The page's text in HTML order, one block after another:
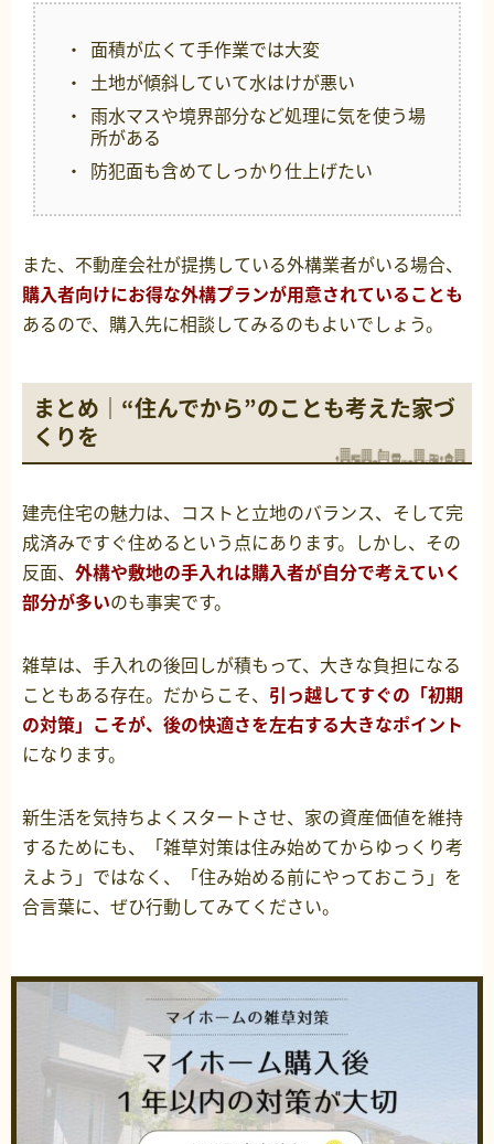
面積が広くて手作業では大変
土地が傾斜していて水はけが悪い
雨水マスや境界部分など処理に気を使う場
所がある
防犯面も含めてしっかり仕上げたい
また、不動産会社が提携している外構業者がいる場合、
購入者向けにお得な外構プランが用意されていることも
あるので、購入先に相談してみるのもよいでしょう。
まとめ｜“住んでから”のことも考えた家づ
くりを
建売住宅の魅力は、コストと立地のバランス、そして完
成済みですぐ住めるという点にあります。しかし、その
反面、 外構や敷地の手入れは購入者が自分で考えていく
部分が多いのも事実です。
雑草は、手入れの後回しが積もって、大きな負担になる
こともある存在。だからこそ、 引っ越してすぐの「初期
の対策」こそが、後の快適さを左右する大きなポイント
になります。
新生活を気持ちよくスタートさせ、家の資産価値を維持
するためにも、「雑草対策は住み始めてからゆっくり考
えよう」ではなく、「住み始める前にやっておこう」を
合言葉に、ぜひ行動してみてください。